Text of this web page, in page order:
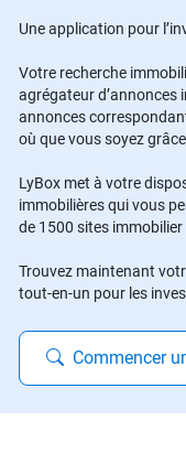
Une application pour
Votre recherche
agrégateur d’annonces
annonces
où que vous soyez
LyBox met à votre
immobilières qui vous
de 1500 sites
Trouvez maintenant
tout-en-un pour les
Commencer